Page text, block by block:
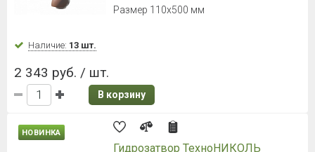
Размер 110х500 мм
Наличие: 13 шт.
2 343 руб. / шт.
В корзину
НОВИНКА
Гидрозатвор ТехноНИКОЛЬ